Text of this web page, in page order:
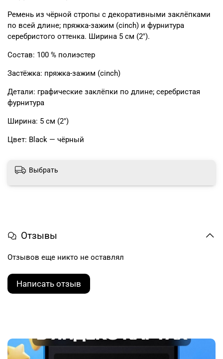
Ремень из чёрной стропы с декоративными заклёпками
по всей длине; пряжка-зажим (cinch) и фурнитура
серебристого оттенка. Ширина 5 см (2").
Состав: 100 % полиэстер
Застёжка: пряжка-зажим (cinch)
Детали: графические заклёпки по длине; серебристая
фурнитура
Ширина: 5 см (2")
Цвет: Black — чёрный
Выбрать
Отзывы
Отзывов еще никто не оставлял
Написать отзыв